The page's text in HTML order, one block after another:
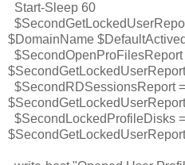
Start-Sleep 60
$DomainName
$SecondOpenProFilesReport
$SecondRDSessionsReport =
$SecondLockedProfileDisks =